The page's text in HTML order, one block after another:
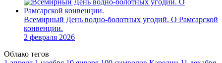
Всемирный День водно-болотных угодий. О Рамсарской
конвенции.
2 февраля 2026
Облако тегов